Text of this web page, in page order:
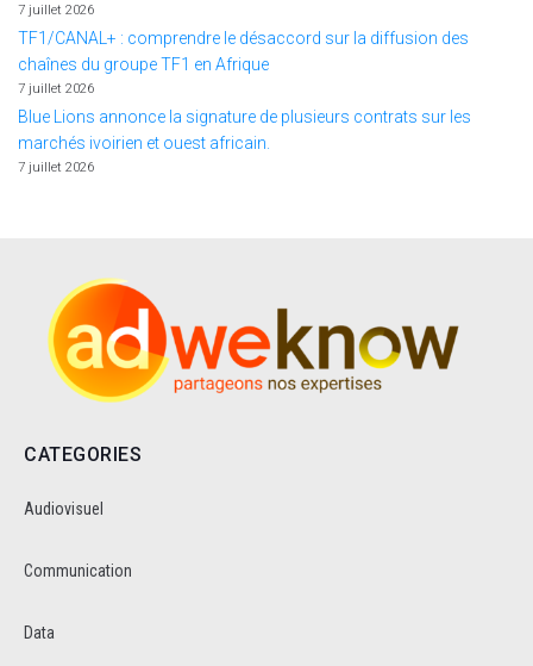
7 juillet 2026
TF1/CANAL+ : comprendre le désaccord sur la diffusion des
chaînes du groupe TF1 en Afrique
7 juillet 2026
Blue Lions annonce la signature de plusieurs contrats sur les
marchés ivoirien et ouest africain.
7 juillet 2026
CATEGORIES
Audiovisuel
Communication
Data